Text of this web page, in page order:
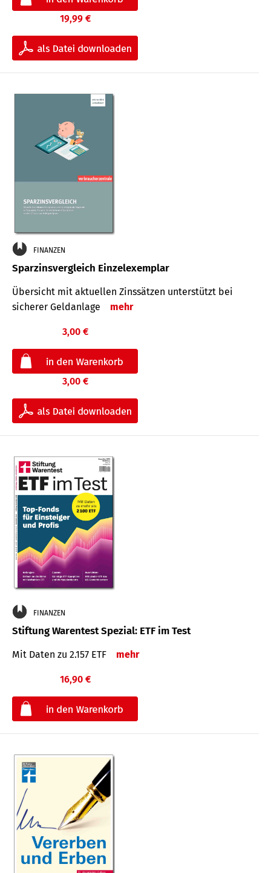
19,99 €
FINANZEN
Sparzinsvergleich Einzelexemplar
Übersicht mit aktuellen Zinssätzen unterstützt bei
sicherer Geldanlage
mehr
3,00 €
3,00 €
FINANZEN
Stiftung Warentest Spezial: ETF im Test
Mit Daten zu 2.157 ETF mehr
16,90 €